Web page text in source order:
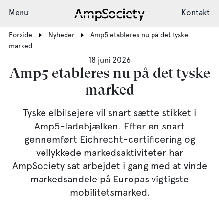
Menu Kontakt
Ladesystem
Installation
Support
Nyheder
Forside Nyheder
Amp5 etableres nu på det tyske
marked
18 juni 2026
Amp5 etableres nu på det tyske
marked
Tyske elbilsejere vil snart sætte stikket i
Amp5-ladebjælken. Efter en snart
gennemført Eichrecht-certificering og
vellykkede markedsaktiviteter har
AmpSociety sat arbejdet i gang med at vinde
markedsandele på Europas vigtigste
mobilitetsmarked.